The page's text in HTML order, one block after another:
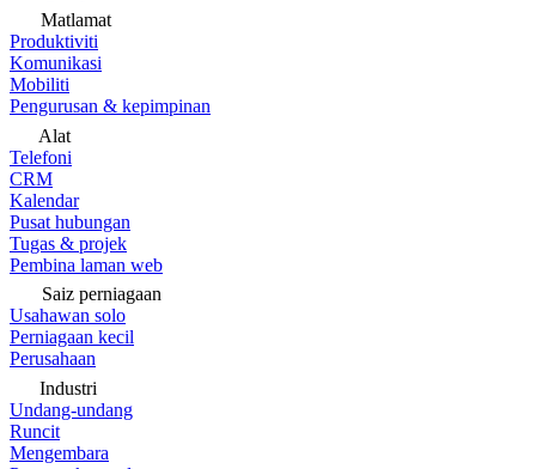
Matlamat
Produktiviti
Komunikasi
Mobiliti
Pengurusan & kepimpinan
Alat
Telefoni
CRM
Kalendar
Pusat hubungan
Tugas & projek
Pembina laman web
Saiz perniagaan
Usahawan solo
Perniagaan kecil
Perusahaan
Industri
Undang-undang
Runcit
Mengembara